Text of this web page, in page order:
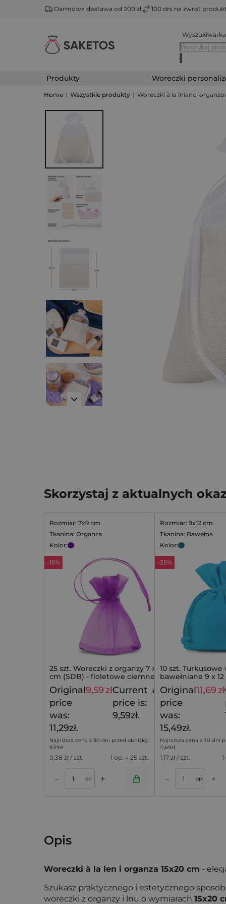
Darmowa dostawa od 200 zł 100 dni na zwrot
Produkty Woreczki
Home | Wszystkie produkty | Woreczki à la lniano-
Skorzystaj z aktualnych
Rozmiar: 7x9 cm
Tkanina: Organza
Kolor:
-15%
25 szt. Woreczki z organzy 7 x 9
cm (SDB) - fioletowe ciemne
11,29 zł
Original
price
was:
11,29zł.
9,59złCurrent
price is:
9,59zł.
Najniższa cena z 30 dni przed obniżką:
9,59zł
0,38 zł / szt. 1 op. = 25 szt.
– op. +
Rozmiar: 9x12 cm
Tkanina: Bawełna
Kolor:
-25%
10 szt.
bawełniane 9 x
upominki
Original
price
was:
15,49zł.
11,69zł
Najniższa cena z 30 dni
11,69zł
1,17 zł / szt.
– op. +
Dodaj do koszyka Dodaj do
Opis
Woreczki à la len i organza 15x20 cm -
Szukasz praktycznego i estetycznego
woreczki z organzy i lnu o wymiarach 15x20